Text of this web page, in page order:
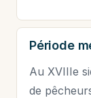
Période
Au XVIIIe
de